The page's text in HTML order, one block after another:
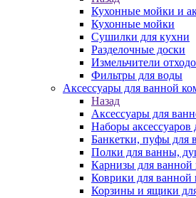
Кухонные мойки и
Кухонные мойки
Сушилки для кухни
Разделочные доски
Измельчители
Фильтры для воды
Аксессуары для ванной
Назад
Аксессуары для
Наборы
Банкетки, пуфы для
Полки для ванны,
Карнизы для ванной
Коврики для ванной
Корзины и ящики